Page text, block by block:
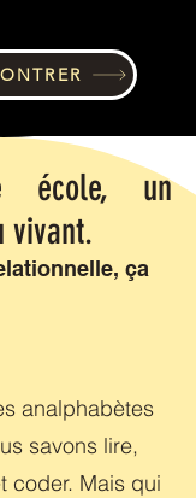
école, un
vivant.
ça
analphabètes
savons lire,
coder. Mais qui